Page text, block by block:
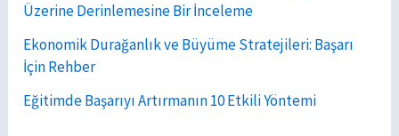
Üzerine Derinlemesine Bir İnceleme
Ekonomik Durağanlık ve Büyüme Stratejileri: Başarı
İçin Rehber
Eğitimde Başarıyı Artırmanın 10 Etkili Yöntemi